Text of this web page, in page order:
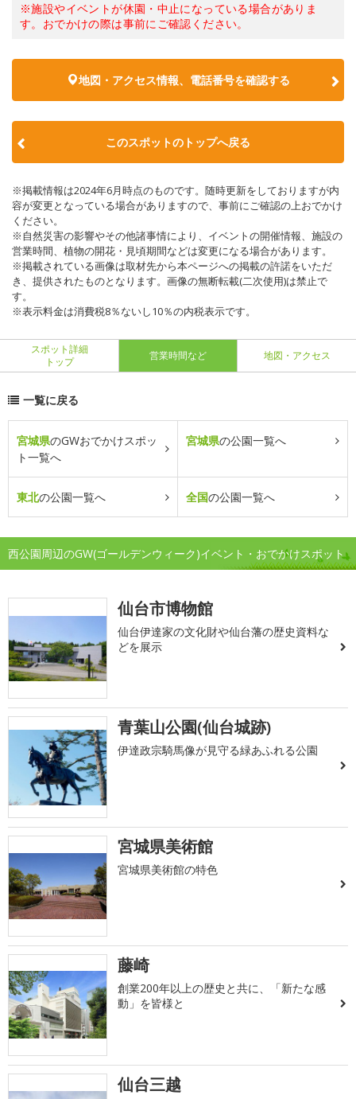
※施設やイベントが休園・中止になっている場合がありま
す。おでかけの際は事前にご確認ください。
地図・アクセス情報、電話番号を確認する
このスポットのトップへ戻る
※掲載情報は2024年6月時点のものです。随時更新をしておりますが内
容が変更となっている場合がありますので、事前にご確認の上おでかけ
ください。
※自然災害の影響やその他諸事情により、イベントの開催情報、施設の
営業時間、植物の開花・見頃期間などは変更になる場合があります。
※掲載されている画像は取材先から本ページへの掲載の許諾をいただ
き、提供されたものとなります。画像の無断転載(二次使用)は禁止で
す。
※表示料金は消費税8％ないし10％の内税表示です。
スポット詳細
トップ
営業時間など 地図・アクセス
一覧に戻る
宮城県のGWおでかけスポッ
ト一覧へ
宮城県の公園一覧へ
東北の公園一覧へ 全国の公園一覧へ
西公園周辺のGW(ゴールデンウィーク)イベント・おでかけスポット
仙台市博物館
仙台伊達家の文化財や仙台藩の歴史資料な
どを展示
青葉山公園(仙台城跡)
伊達政宗騎馬像が見守る緑あふれる公園
宮城県美術館
宮城県美術館の特色
藤崎
創業200年以上の歴史と共に、「新たな感
動」を皆様と
仙台三越